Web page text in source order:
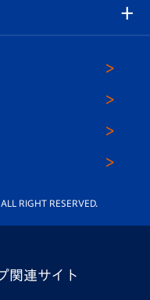
RIGHT RESERVED.
関連サイト